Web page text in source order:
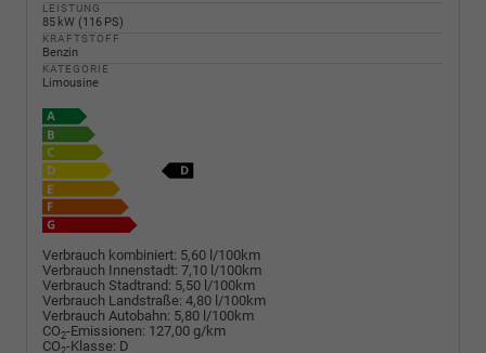
LEISTUNG
85 kW (116 PS)
KRAFTSTOFF
Benzin
KATEGORIE
Limousine
Verbrauch kombiniert: 5,60 l/100km
Verbrauch Innenstadt: 7,10 l/100km
Verbrauch Stadtrand: 5,50 l/100km
Verbrauch Landstraße: 4,80 l/100km
Verbrauch Autobahn: 5,80 l/100km
CO2-Emissionen: 127,00 g/km
CO2-Klasse: D